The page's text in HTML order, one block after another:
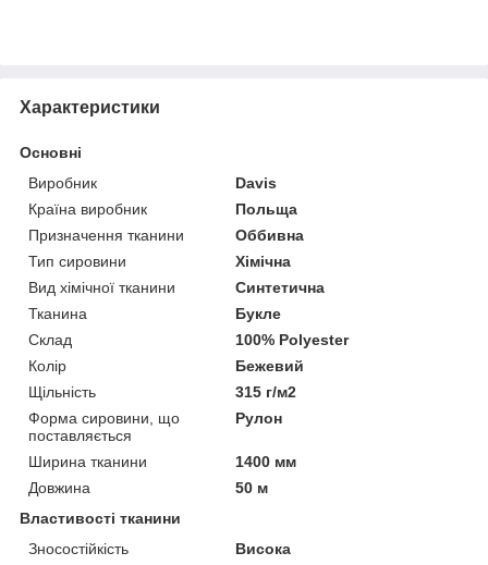
Характеристики
Основні
Виробник
Davis
Країна виробник
Польща
Призначення тканини
Оббивна
Тип сировини
Хімічна
Вид хімічної тканини
Синтетична
Тканина
Букле
Склад
100% Polyester
Колір
Бежевий
Щільність
315 г/м2
Форма сировини, що
поставляється
Рулон
Ширина тканини
1400 мм
Довжина
50 м
Властивості тканини
Зносостійкість
Висока